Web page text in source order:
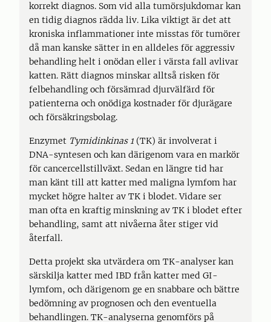
korrekt diagnos. Som vid alla tumörsjukdomar kan
en tidig diagnos rädda liv. Lika viktigt är det att
kroniska inflammationer inte misstas för tumörer
då man kanske sätter in en alldeles för aggressiv
behandling helt i onödan eller i värsta fall avlivar
katten. Rätt diagnos minskar alltså risken för
felbehandling och försämrad djurvälfärd för
patienterna och onödiga kostnader för djurägare
och försäkringsbolag.
Enzymet Tymidinkinas 1 (TK) är involverat i
DNA-syntesen och kan därigenom vara en markör
för cancercellstillväxt. Sedan en längre tid har
man känt till att katter med maligna lymfom har
mycket högre halter av TK i blodet. Vidare ser
man ofta en kraftig minskning av TK i blodet efter
behandling, samt att nivåerna åter stiger vid
återfall.
Detta projekt ska utvärdera om TK-analyser kan
särskilja katter med IBD från katter med GI-
lymfom, och därigenom ge en snabbare och bättre
bedömning av prognosen och den eventuella
behandlingen. TK-analyserna genomförs på